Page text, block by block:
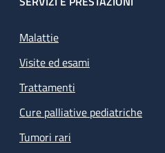
Malattie
Visite ed esami
Trattamenti
Cure palliative pediatriche
Tumori rari